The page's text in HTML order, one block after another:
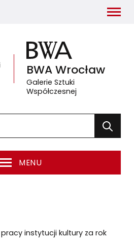
strony
BWAWrocław
Galerie Sztuki
Współczesnej
(otwiera się w nowym oknie
mają zostać wyszukane
MENU
instytucji kultury za rok